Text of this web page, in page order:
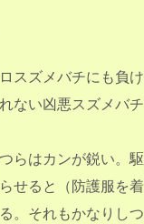
スズメバチにも
ない凶悪スズメバチ
らはカンが鋭い。
せると（防護服を
。それもかなりし